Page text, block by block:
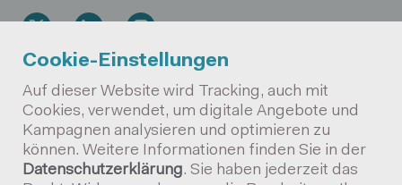
Newsletter
Cookie-Einstellungen
Auf dieser Website wird Tracking, auch mit
Cookies, verwendet, um digitale Angebote und
Kampagnen analysieren und optimieren zu
können. Weitere Informationen finden Sie in der
Datenschutzerklärung. Sie haben jederzeit das